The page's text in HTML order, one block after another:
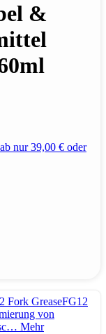
&
nur 39,00 € oder
Fork GreaseFG12
von
Mehr